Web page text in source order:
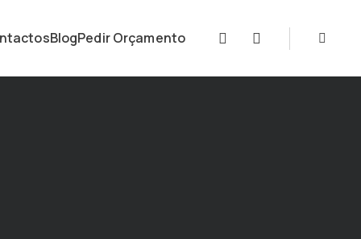
BlogPedir Orçamento